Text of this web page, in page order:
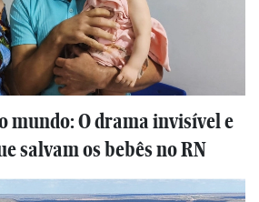
mundo: O drama invisível e
salvam os bebês no RN